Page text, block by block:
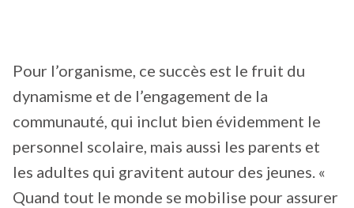
Pour l’organisme, ce succès est le fruit du
dynamisme et de l’engagement de la
communauté, qui inclut bien évidemment le
personnel scolaire, mais aussi les parents et
les adultes qui gravitent autour des jeunes. «
Quand tout le monde se mobilise pour assurer